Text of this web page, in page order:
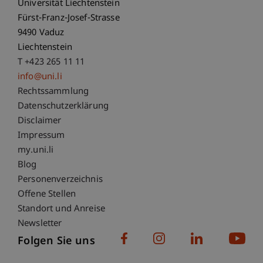
Universität Liechtenstein
Fürst-Franz-Josef-Strasse
9490 Vaduz
Liechtenstein
T +423 265 11 11
info@uni.li
Fußzeile Rechtliche Hinweise
Rechtssammlung
Datenschutzerklärung
Disclaimer
Impressum
Fußzeile Subdomain-Verzeichnis
my.uni.li
Blog
Personenverzeichnis
Offene Stellen
Standort und Anreise
Newsletter
Folgen Sie uns